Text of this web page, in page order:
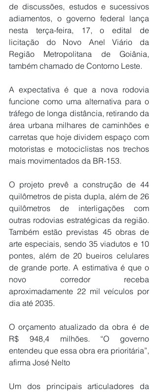
de discussões, estudos e sucessivos
adiamentos, o governo federal lança
nesta terça-feira, 17, o edital de
licitação do Novo Anel Viário da
Região Metropolitana de Goiânia,
também chamado de Contorno Leste.
A expectativa é que a nova rodovia
funcione como uma alternativa para o
tráfego de longa distância, retirando da
área urbana milhares de caminhões e
carretas que hoje dividem espaço com
motoristas e motociclistas nos trechos
mais movimentados da BR-153.
O projeto prevê a construção de 44
quilômetros de pista dupla, além de 26
quilômetros de interligações com
outras rodovias estratégicas da região.
Também estão previstas 45 obras de
arte especiais, sendo 35 viadutos e 10
pontes, além de 20 bueiros celulares
de grande porte. A estimativa é que o
novo corredor receba
aproximadamente 22 mil veículos por
dia até 2035.
O orçamento atualizado da obra é de
R$ 948,4 milhões. “O governo
entendeu que essa obra era prioritária”,
afirma José Nelto
Um dos principais articuladores da